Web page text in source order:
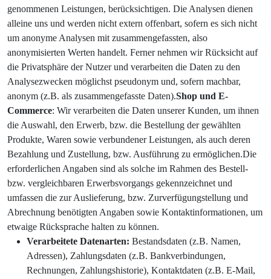
genommenen Leistungen, berücksichtigen. Die Analysen dienen
alleine uns und werden nicht extern offenbart, sofern es sich nicht
um anonyme Analysen mit zusammengefassten, also
anonymisierten Werten handelt. Ferner nehmen wir Rücksicht auf
die Privatsphäre der Nutzer und verarbeiten die Daten zu den
Analysezwecken möglichst pseudonym und, sofern machbar,
anonym (z.B. als zusammengefasste Daten).Shop und E-
Commerce: Wir verarbeiten die Daten unserer Kunden, um ihnen
die Auswahl, den Erwerb, bzw. die Bestellung der gewählten
Produkte, Waren sowie verbundener Leistungen, als auch deren
Bezahlung und Zustellung, bzw. Ausführung zu ermöglichen.Die
erforderlichen Angaben sind als solche im Rahmen des Bestell-
bzw. vergleichbaren Erwerbsvorgangs gekennzeichnet und
umfassen die zur Auslieferung, bzw. Zurverfügungstellung und
Abrechnung benötigten Angaben sowie Kontaktinformationen, um
etwaige Rücksprache halten zu können.
Verarbeitete Datenarten: Bestandsdaten (z.B. Namen,
Adressen), Zahlungsdaten (z.B. Bankverbindungen,
Rechnungen, Zahlungshistorie), Kontaktdaten (z.B. E-Mail,